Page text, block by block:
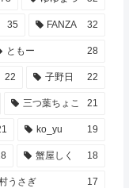
35 FANZA 32
ともー 28
22 子野日 22
三つ葉ちょこ 21
ko_yu 19
蟹屋しく 18
うさぎ 17